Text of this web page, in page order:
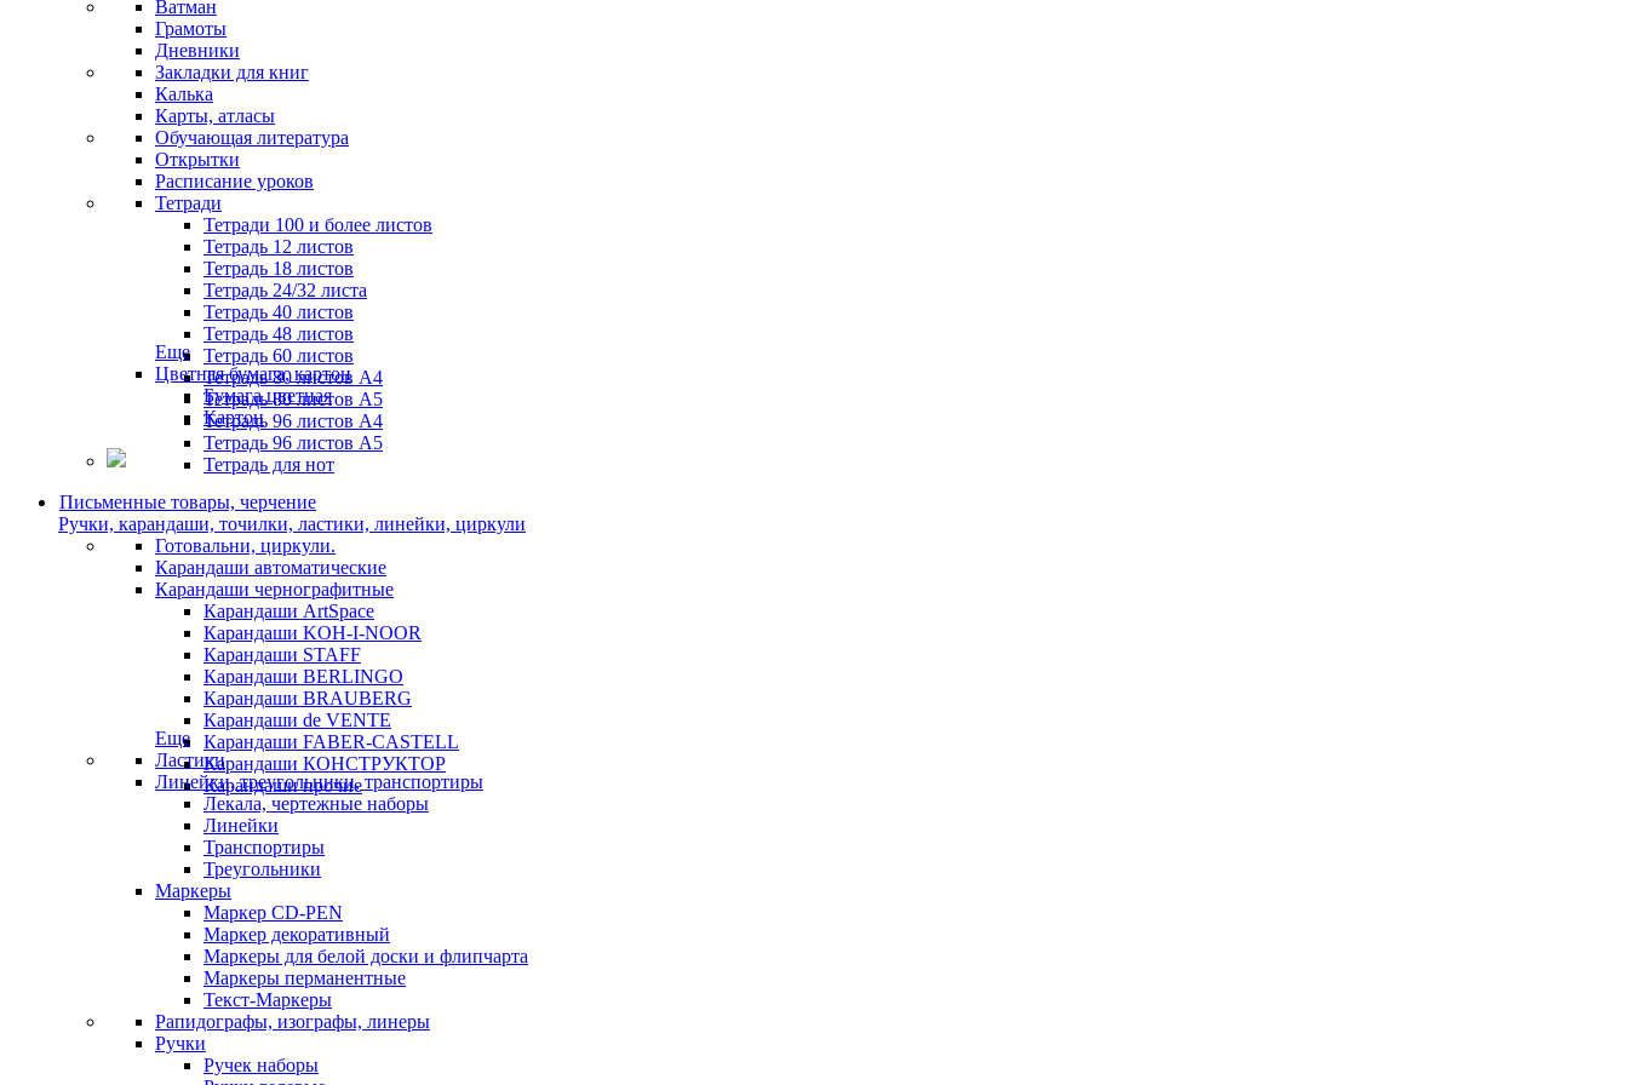
Ватман
Грамоты
Дневники
Закладки для книг
Калька
Карты, атласы
Обучающая литература
Открытки
Расписание уроков
Тетради
Тетради 100 и более листов
Тетрадь 12 листов
Тетрадь 18 листов
Тетрадь 24/32 листа
Тетрадь 40 листов
Тетрадь 48 листов
Тетрадь 60 листов
Тетрадь 80 листов А4
Тетрадь 80 листов А5
Тетрадь 96 листов А4
Тетрадь 96 листов А5
Тетрадь для нот
Еще
Цветная бумага, картон
Бумага цветная
Картон
Письменные товары, черчение
Ручки, карандаши, точилки, ластики, линейки, циркули
Готовальни, циркули.
Карандаши автоматические
Карандаши чернографитные
Карандаши ArtSpace
Карандаши KOH-I-NOOR
Карандаши STAFF
Карандаши BERLINGO
Карандаши BRAUBERG
Карандаши de VENTE
Карандаши FABER-CASTELL
Карандаши КОНСТРУКТОР
Карандаши прочие
Еще
Ластики
Линейки, треугольники, транспортиры
Лекала, чертежные наборы
Линейки
Транспортиры
Треугольники
Маркеры
Маркер CD-PEN
Маркер декоративный
Маркеры для белой доски и флипчарта
Маркеры перманентные
Текст-Маркеры
Рапидографы, изографы, линеры
Ручки
Ручек наборы